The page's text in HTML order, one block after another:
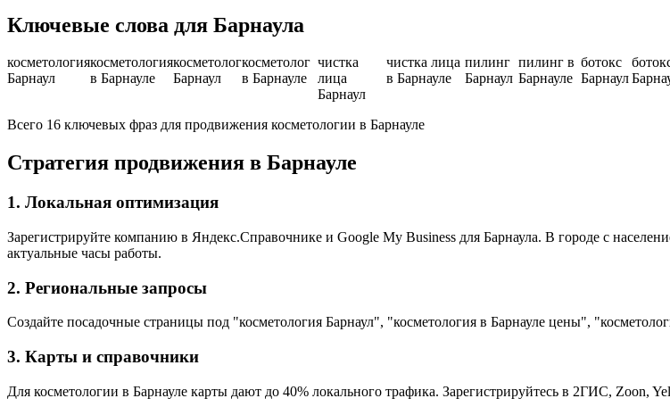
Ключевые слова для Барнаула
косметология
Барнаул
косметология
в Барнауле
косметолог
Барнаул
косметолог
в Барнауле
чистка
лица
Барнаул
чистка лица
в Барнауле
пилинг
Барнаул
пилинг в
Барнауле
ботокс
Барнаул
Всего 16 ключевых фраз для продвижения косметологии в Барнауле
Стратегия продвижения в Барнауле
1. Локальная оптимизация
Зарегистрируйте компанию в Яндекс.Справочнике и Google My Business для Барнаула. В городе с
актуальные часы работы.
2. Региональные запросы
Создайте посадочные страницы под "косметология Барнаул", "косметология в Барнауле цены",
3. Карты и справочники
Для косметологии в Барнауле карты дают до 40% локального трафика. Зарегистрируйтесь в 2ГИС,